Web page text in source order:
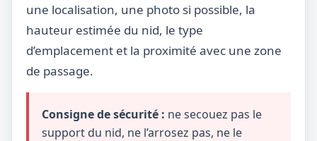
une localisation, une photo si possible, la
hauteur estimée du nid, le type
d’emplacement et la proximité avec une zone
de passage.
Consigne de sécurité : ne secouez pas le
support du nid, ne l’arrosez pas, ne le